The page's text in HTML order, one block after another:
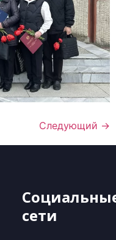
Следующий →
сети